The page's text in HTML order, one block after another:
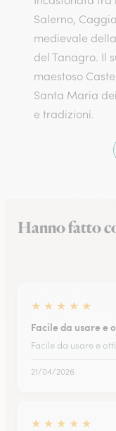
Salerno,
medievale
del Tanagro. Il
maestoso
Santa Maria
e tradizioni.
Hanno fatto
★ ★ ★ ★ ★
Facile da usare e
Facile da usare e
21/04/2026
★ ★ ★ ★ ★